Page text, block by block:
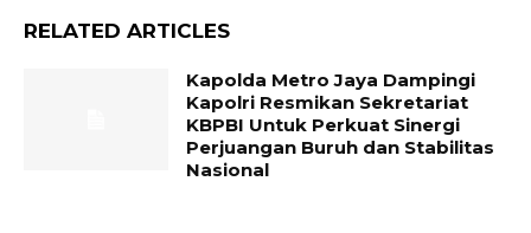
RELATED ARTICLES
Kapolda Metro Jaya Dampingi
Kapolri Resmikan Sekretariat
KBPBI Untuk Perkuat Sinergi
Perjuangan Buruh dan Stabilitas
Nasional